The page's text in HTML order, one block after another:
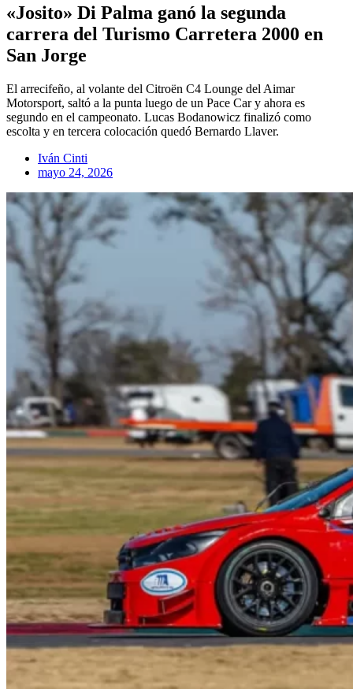
«Josito» Di Palma ganó la segunda
carrera del Turismo Carretera 2000 en
San Jorge
El arrecifeño, al volante del Citroën C4 Lounge del Aimar
Motorsport, saltó a la punta luego de un Pace Car y ahora es
segundo en el campeonato. Lucas Bodanowicz finalizó como
escolta y en tercera colocación quedó Bernardo Llaver.
Iván Cinti
mayo 24, 2026